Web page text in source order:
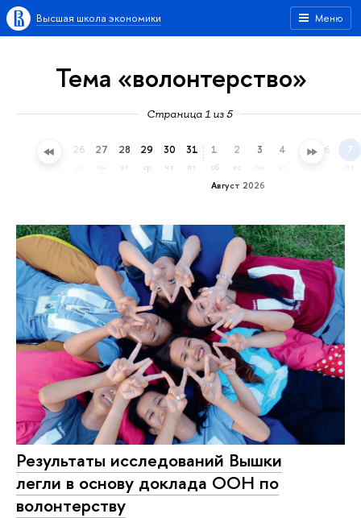
Меню
Высшая школа экономики
Тема «волонтерство»
Страница 1 из 5
25 26 27 28
вт
29
ср
30
чт
31
пт
Август 2026
1
сб
2
вс
3 4 5 6 7
пт
Результаты исследований Вышки
легли в основу доклада ООН по
волонтерству